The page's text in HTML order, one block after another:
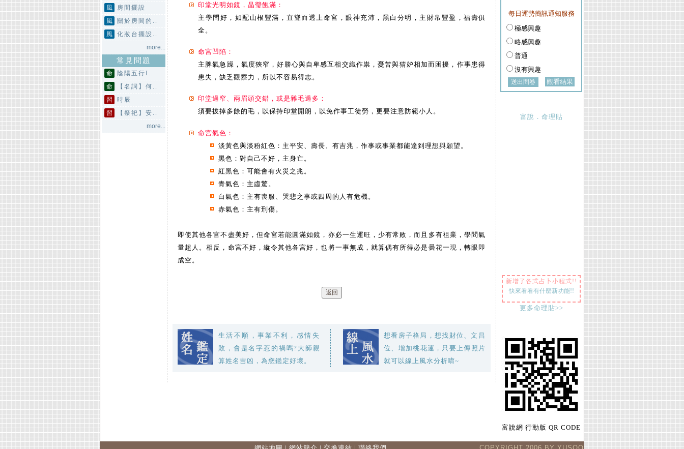
每日運勢簡訊通知服務
極感興趣
略感興趣
普通
沒有興趣
觀看結果
富說．命理貼
新增了各式占卜小程式!!
快來看看有什麼新功能!!
更多命理貼>>
富說網 行動版 QR CODE
風
房間擺設
風
關於房間的..
風
化妝台擺設..
more...
常見問題
命
陰陽五行I..
命
【名詞】何..
習
時辰
習
【祭祀】安..
more...
印堂光明如鏡，晶瑩飽滿：
主學問好，如配山根豐滿，直聳而透上命宮，眼神充沛，黑白分明，主財帛豐盈，福壽俱
全。
命宮凹陷：
主脾氣急躁，氣度狹窄，好勝心與自卑感互相交織作祟，憂苦與猜妒相加而困擾，作事患得
患失，缺乏觀察力，所以不容易得志。
印堂過窄、兩眉頭交錯，或是雜毛過多：
須要拔掉多餘的毛，以保持印堂開朗，以免作事工徒勞，更要注意防範小人。
命宮氣色：
淡黃色與淡粉紅色：主平安、壽長、有吉兆，作事或事業都能達到理想與願望。
黑色：對自己不好，主身亡。
紅黑色：可能會有火災之兆。
青氣色：主虛驚。
白氣色：主有喪服、哭悲之事或四周的人有危機。
赤氣色：主有刑傷。
即使其他各官不盡美好，但命宮若能圓滿如鏡，亦必一生運旺，少有常敗，而且多有祖業，學問氣
量超人。相反，命宮不好，縱令其他各宮好，也將一事無成，就算偶有所得必是曇花一現，轉眼即
成空。
想看房子格局，想找財位、文昌
位、增加桃花運，只要上傳照片
就可以線上風水分析唷~
生活不順，事業不利，感情失
敗，會是名字惹的禍嗎?大師親
算姓名吉凶，為您鑑定好壞。